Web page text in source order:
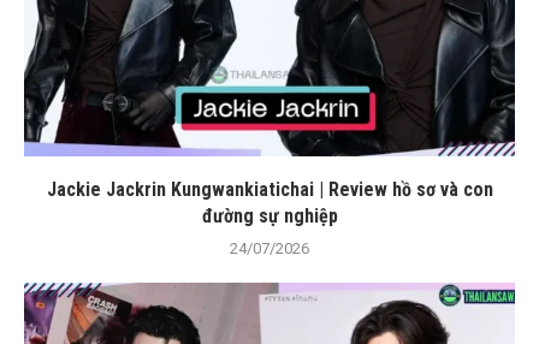
Jackie Jackrin Kungwankiatichai | Review hồ sơ và con
đường sự nghiệp
24/07/2026